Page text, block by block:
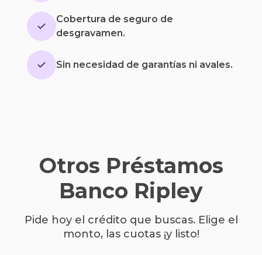
Cobertura de seguro de
desgravamen.
Sin necesidad de garantías ni avales.
Otros Préstamos
Banco Ripley
Pide hoy el crédito que buscas. Elige el
monto, las cuotas ¡y listo!